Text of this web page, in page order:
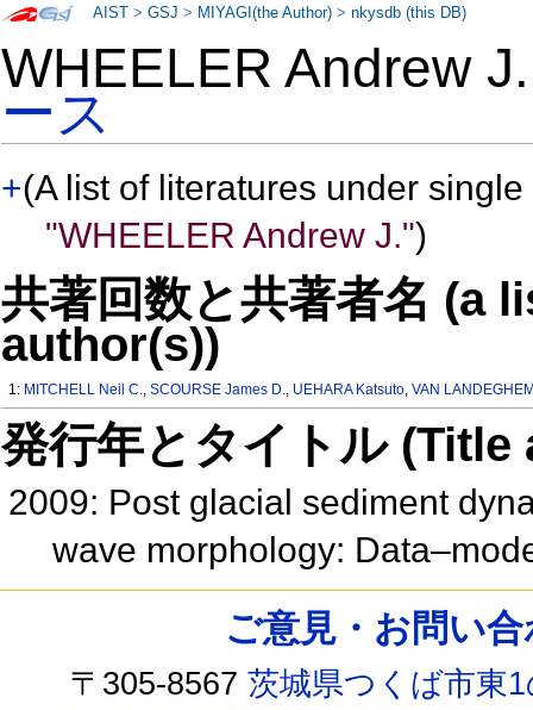
WHEELER Andrew
ース
+(A list of literatures under
"WHEELER Andrew J.")
共著回数と共著者名 (a
author(s))
1: MITCHELL Neil C.,SCOURSE James D., UEHARA Katsuto,VAN
発行年とタイトル
2009: Post glacial sediment
wave morphology:
AIST >GSJ > MIYAGI(the Author) >nkysdb (this DB)
ご意見・お問い
〒305-8567茨城県つくば市東